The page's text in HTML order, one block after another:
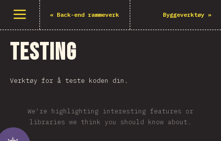
Åpne meny « Back-end rammeverk Byggeverktøy »
Testing
Verktøy for å teste koden din.
We're highlighting interesting features or
libraries we think you should know about.